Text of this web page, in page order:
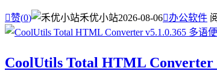
赞(0) 禾优小站2026-08-06办公软件
CoolUtils Total HTML Converter